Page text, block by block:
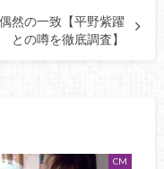
然の一致【平野紫躍
との噂を徹底調査】
CM